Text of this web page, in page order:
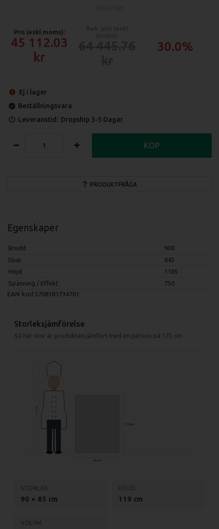
Pris (exkl moms):
45 112.03 30.0%
Ej i lager
Beställningsvara
Leveranstid: Dropship 3-5 Dagar
PRODUKTFRÅGA
KÖP
Egenskaper
Bredd
900
Djup
845
Höjd
1185
Spänning / Effekt
750
EAN-kod 5708181734701
Storleksjämförelse
Så här stor är produkten jämfört med en person på 175 cm.
175 cm
119 cm
90 cm
STORLEK
90 × 85 cm
HÖJD
119 cm
VOLYM